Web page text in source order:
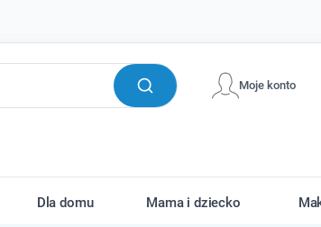
Moje konto
Dla domu Mama i dziecko